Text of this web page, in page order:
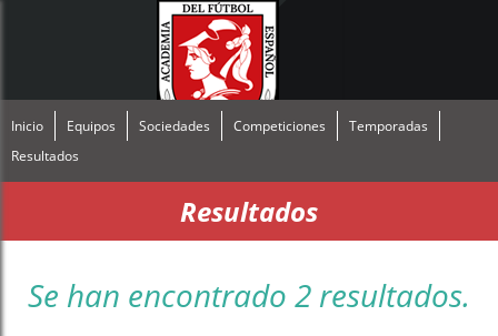
Inicio Equipos Sociedades Competiciones
Temporadas
Resultados
Resultados
Se han encontrado 2 resultados.